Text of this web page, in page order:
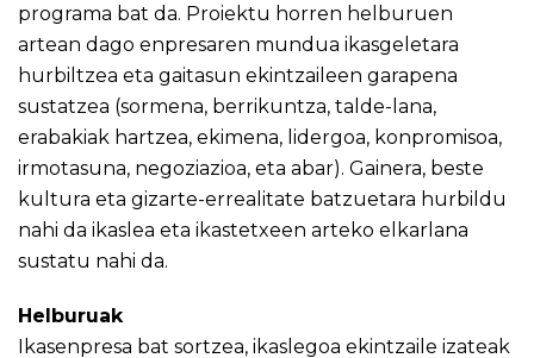
programa bat da. Proiektu horren helburuen
artean dago enpresaren mundua ikasgeletara
hurbiltzea eta gaitasun ekintzaileen garapena
sustatzea (sormena, berrikuntza, talde-lana,
erabakiak hartzea, ekimena, lidergoa, konpromisoa,
irmotasuna, negoziazioa, eta abar). Gainera, beste
kultura eta gizarte-errealitate batzuetara hurbildu
nahi da ikaslea eta ikastetxeen arteko elkarlana
sustatu nahi da.
Helburuak
Ikasenpresa bat sortzea, ikaslegoa ekintzaile izateak